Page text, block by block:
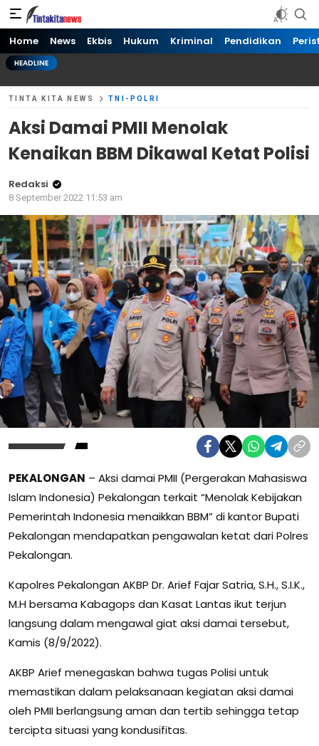
Tinta kita News
Informasi Terkini
Home News Ekbis Hukum Kriminal Pendidikan
HEADLINE
TINTA KITA NEWS TNI-POLRI
Aksi Damai PMII Menolak
Kenaikan BBM Dikawal Ketat Polisi
Redaksi
8 September 2022 11:53 am
PEKALONGAN – Aksi damai PMII (Pergerakan Mahasiswa
Islam Indonesia) Pekalongan terkait “Menolak Kebijakan
Pemerintah Indonesia menaikkan BBM” di kantor Bupati
Pekalongan mendapatkan pengawalan ketat dari Polres
Pekalongan.
Kapolres Pekalongan AKBP Dr. Arief Fajar Satria, S.H., S.I.K.,
M.H bersama Kabagops dan Kasat Lantas ikut terjun
langsung dalam mengawal giat aksi damai tersebut,
Kamis (8/9/2022).
AKBP Arief menegaskan bahwa tugas Polisi untuk
memastikan dalam pelaksanaan kegiatan aksi damai
oleh PMII berlangsung aman dan tertib sehingga tetap
tercipta situasi yang kondusifitas.